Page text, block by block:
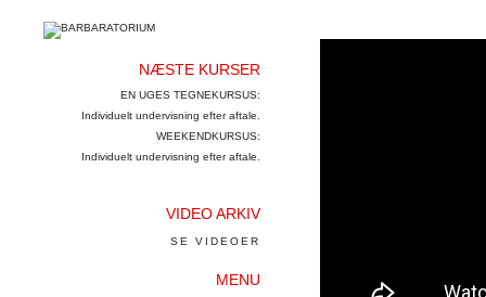
NÆSTE KURSER
EN UGES TEGNEKURSUS:
Individuelt undervisning efter aftale.
WEEKENDKURSUS:
Individuelt undervisning efter aftale.
VIDEO ARKIV
SE VIDEOER
MENU